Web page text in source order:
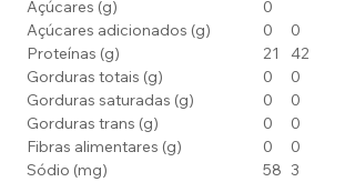
Açúcares (g)
0
Açúcares adicionados (g)
0
0
Proteínas (g)
21
42
Gorduras totais (g)
0
0
Gorduras saturadas (g)
0
0
Gorduras trans (g)
0
0
Fibras alimentares (g)
0
0
Sódio (mg)
58 3